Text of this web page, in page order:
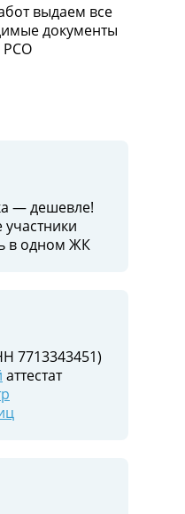
выдаем все
документы
РСО
— дешевле!
в одном ЖК
7713343451)
аттестат